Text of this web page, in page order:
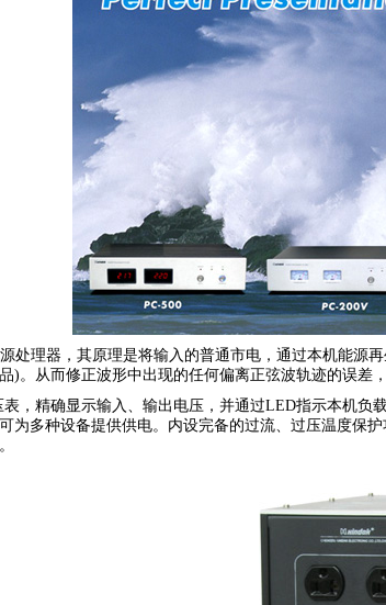
处理器，其原理是将输入的普通市电，通过本机能源
)。从而修正波形中出现的任何偏离正弦波轨迹的误差
表，精确显示输入、输出电压，并通过LED指示本机
为多种设备提供供电。内设完备的过流、过压温度保